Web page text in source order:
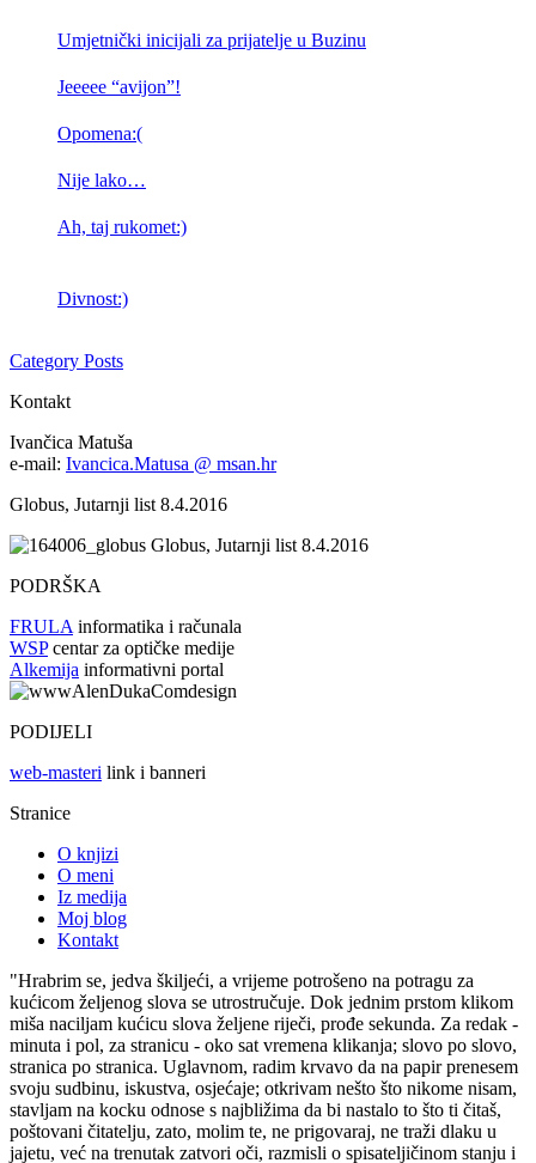
Umjetnički inicijali za prijatelje u Buzinu
Jeeeee “avijon”!
Opomena:(
Nije lako…
Ah, taj rukomet:)
Divnost:)
Category Posts
Kontakt
Ivančica Matuša
e-mail: Ivancica.Matusa @ msan.hr
Globus, Jutarnji list 8.4.2016
Globus, Jutarnji list 8.4.2016
PODRŠKA
FRULA informatika i računala
WSPcentar za optičke medije
Alkemija informativni portal
PODIJELI
web-masteri link i banneri
Stranice
O knjizi
O meni
Iz medija
Moj blog
Kontakt
"Hrabrim se, jedva škiljeći, a vrijeme potrošeno na potragu za
kućicom željenog slova se utrostručuje. Dok jednim prstom klikom
miša naciljam kućicu slova željene riječi, prođe sekunda. Za redak -
minuta i pol, za stranicu - oko sat vremena klikanja; slovo po slovo,
stranica po stranica. Uglavnom, radim krvavo da na papir prenesem
svoju sudbinu, iskustva, osjećaje; otkrivam nešto što nikome nisam,
stavljam na kocku odnose s najbližima da bi nastalo to što ti čitaš,
poštovani čitatelju, zato, molim te, ne prigovaraj, ne traži dlaku u
jajetu, već na trenutak zatvori oči, razmisli o spisateljičinom stanju i